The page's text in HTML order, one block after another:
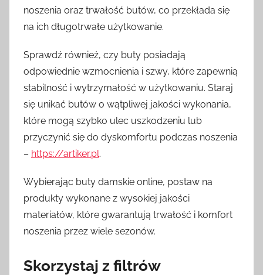
noszenia oraz trwałość butów, co przekłada się
na ich długotrwałe użytkowanie.
Sprawdź również, czy buty posiadają
odpowiednie wzmocnienia i szwy, które zapewnią
stabilność i wytrzymałość w użytkowaniu. Staraj
się unikać butów o wątpliwej jakości wykonania,
które mogą szybko ulec uszkodzeniu lub
przyczynić się do dyskomfortu podczas noszenia
– https://artiker.pl.
Wybierając buty damskie online, postaw na
produkty wykonane z wysokiej jakości
materiałów, które gwarantują trwałość i komfort
noszenia przez wiele sezonów.
Skorzystaj z filtrów